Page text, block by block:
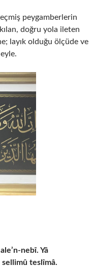
peygamberlerin
doğru yola ileten
layık olduğu ölçüde ve
nebî. Yâ
teslîmâ.